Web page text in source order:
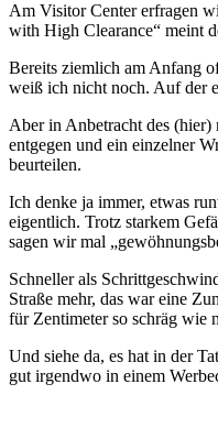
Am Visitor Center erfragen
with High Clearance“ meint
Bereits ziemlich am Anfang
weiß ich nicht noch. Auf der
Aber in Anbetracht des (hier)
entgegen und ein einzelner
beurteilen.
Ich denke ja immer, etwas
eigentlich. Trotz starkem
sagen wir mal
Schneller als
Straße mehr, das war eine
für Zentimeter so schräg wie
Und siehe da, es hat in der
gut irgendwo in einem